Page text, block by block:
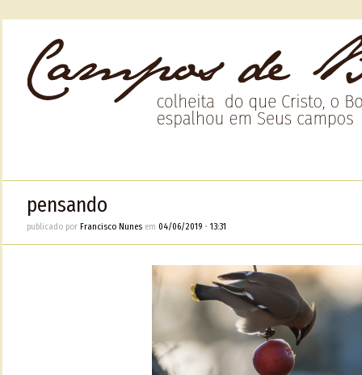
pensando
publicado por Francisco Nunesem 04/06/2019• 13:31